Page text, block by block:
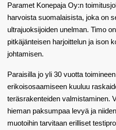
Paramet Konepaja Oy:n
harvoista suomalaisista, joka on
ultrajuoksijoiden unelman. Timo
pitkäjänteisen harjoittelun ja ison
johtamisen.
Paraisilla jo yli 30 vuotta
erikoisosaamiseen kuuluu
teräsrakenteiden valmistaminen.
hieman paksumpaa levyä ja
muotoihin tarvitaan erilliset